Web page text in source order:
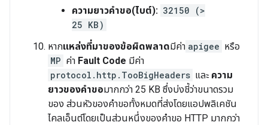
ความยาวคำขอ(ไบต์): 32150 (>
25 KB)
หากแหล่งที่มาของข้อผิดพลาดมีค่า apigee หรือ
MP ค่า Fault Code มีค่า
protocol.http.TooBigHeaders และ ความ
ยาวของคำขอมากกว่า 25 KB ซึ่งบ่งชี้ว่าขนาดรวม
ของ ส่วนหัวของคำขอทั้งหมดที่ส่งโดยแอปพลิเคชัน
ไคลเอ็นต์โดยเป็นส่วนหนึ่งของคำขอ HTTP มากกว่า